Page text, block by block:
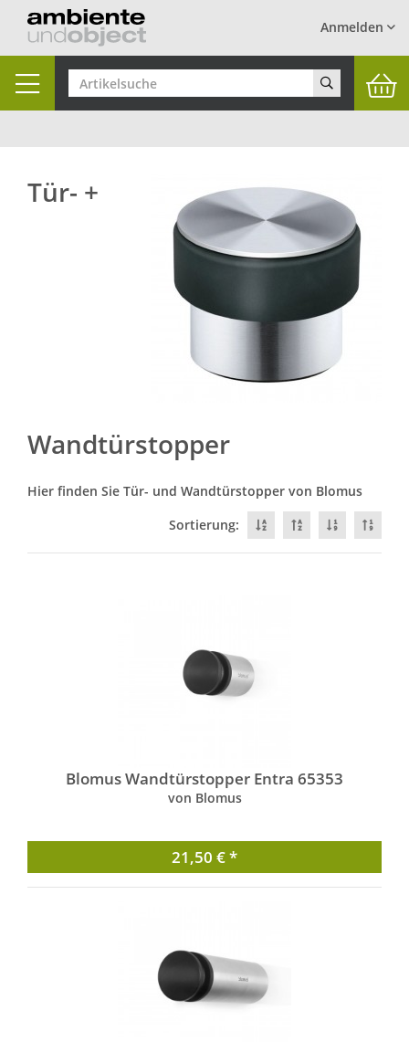
Anmelden
Toggle
navigation
Tür- +
Wandtürstopper
Hier finden Sie Tür- und Wandtürstopper von Blomus
Sortierung:
Blomus Wandtürstopper Entra 65353
von Blomus
21,50 € *